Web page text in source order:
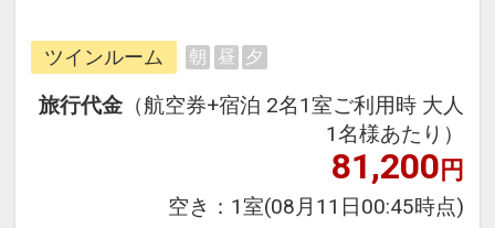
できるダイナミックパッケージだか
ら、一都市滞在はもちろん周遊旅行
にも最適！
旅行期間中の1泊だけの宿泊や延
泊・飛び泊なども自由自在です。
フライトは、安心のJAL（または
JALグループ）確約！フライトマイ
ツインルーム 朝 昼 夕
旅行代金 （航空券+宿泊 2名1室ご利用時 大人
1名様あたり）
81,200円
空き： 1室(08月11日00:45時点)